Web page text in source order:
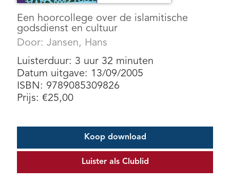
Een hoorcollege over de islamitische
godsdienst en cultuur
Door: Jansen, Hans
Luisterduur: 3 uur 32 minuten
Datum uitgave: 13/09/2005
ISBN: 9789085309826
Prijs: €25,00
Koop download
Luister als Clublid